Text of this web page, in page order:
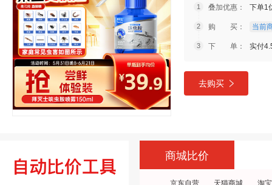
叠加优惠： 下单1
购 买： 当前
下 单： 实付
去购买
商城比价
京东自营 天猫商城 淘